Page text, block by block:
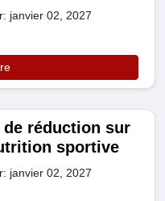
janvier 02, 2027
de réduction sur
sportive
janvier 02, 2027